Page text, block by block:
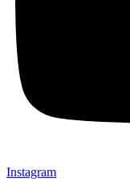
Instagram